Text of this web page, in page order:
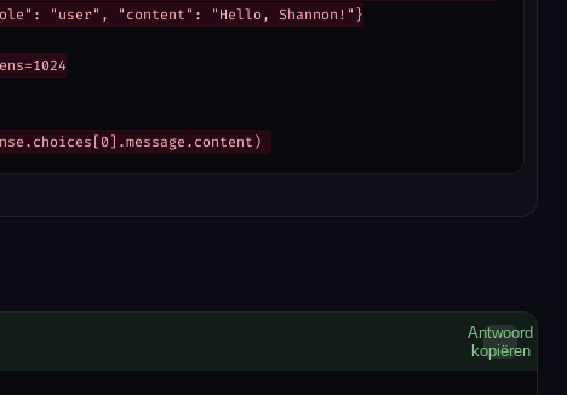
"user", "content": "Hello, Shannon!"}
Antwoord
kopiëren